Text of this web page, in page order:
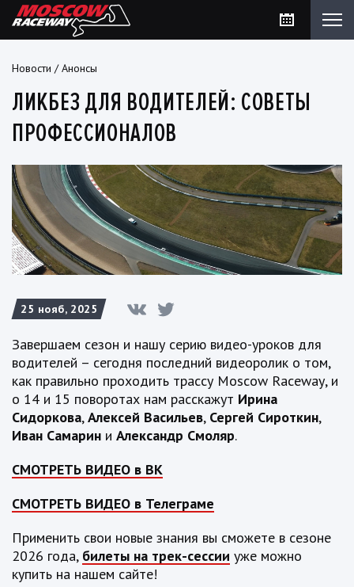
Новости /Анонсы
ЛИКБЕЗ ДЛЯ ВОДИТЕЛЕЙ: СОВЕТЫ
ПРОФЕССИОНАЛОВ
25 нояб, 2025
Завершаем сезон и нашу серию видео-уроков для
водителей – сегодня последний видеоролик о том,
как правильно проходить трассу Moscow Raceway, и
о 14 и 15 поворотах нам расскажут Ирина
Сидоркова,Алексей Васильев, Сергей Сироткин,
Иван Самарин и Александр Смоляр.
СМОТРЕТЬ ВИДЕО в ВК
СМОТРЕТЬ ВИДЕО в Телеграме
Применить свои новые знания вы сможете в сезоне
2026 года, билеты на трек-сессии уже можно
купить на нашем сайте!